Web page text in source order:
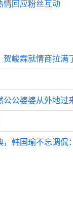
情回应粉丝互动
峻霖就情商拉满